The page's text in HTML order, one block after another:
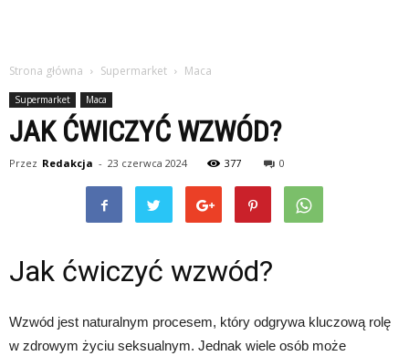
Strona główna Supermarket Maca
Supermarket Maca
JAK ĆWICZYĆ WZWÓD?
Przez Redakcja - 23 czerwca 2024 377 0
Jak ćwiczyć wzwód?
Wzwód jest naturalnym procesem, który odgrywa kluczową rolę
w zdrowym życiu seksualnym. Jednak wiele osób może